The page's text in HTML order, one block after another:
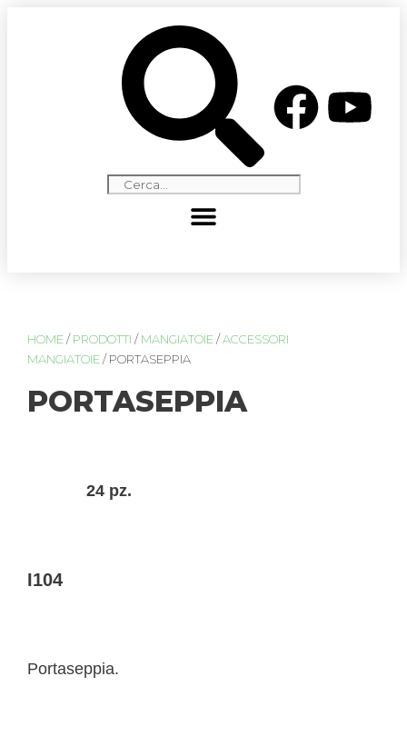
HOME / PRODOTTI / MANGIATOIE /ACCESSORI
MANGIATOIE / PORTASEPPIA
PORTASEPPIA
24 pz.
I104
Portaseppia.